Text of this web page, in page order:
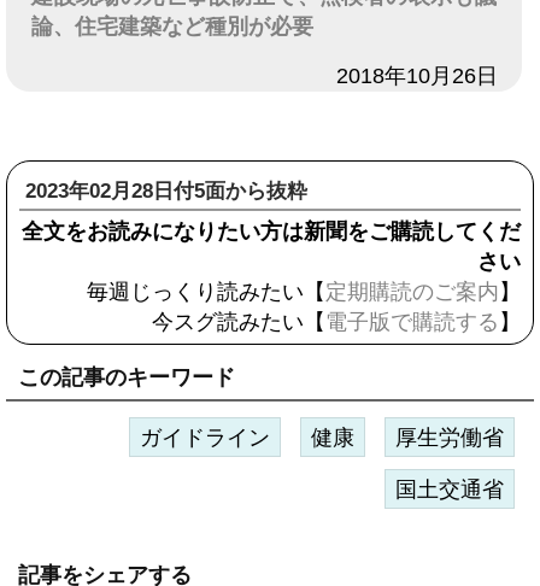
論、住宅建築など種別が必要
2018年10月26日
2023年02月28日付5面から抜粋
全文をお読みになりたい方は新聞をご購読してくだ
さい
毎週じっくり読みたい【 定期購読のご案内 】
今スグ読みたい【 電子版で購読する 】
この記事のキーワード
ガイドライン 健康 厚生労働省
国土交通省
記事をシェアする